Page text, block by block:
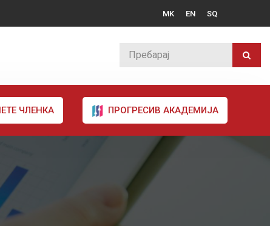
MK EN SQ
ЧЛЕНКА ПРОГРЕСИВ АКАДЕМИЈА